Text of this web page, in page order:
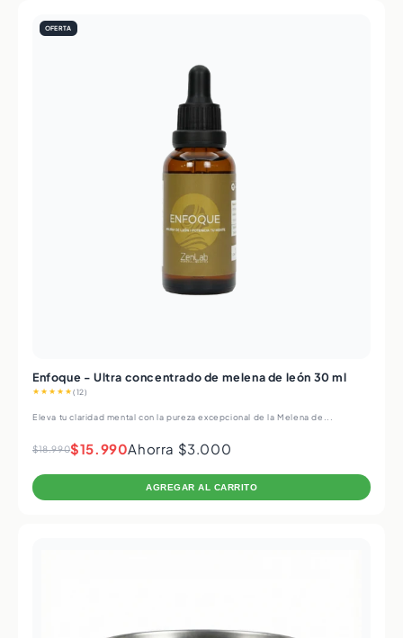
OFERTA
Enfoque - Ultra concentrado de melena de león 30 ml
★★★★★(12)
Eleva tu claridad mental con la pureza excepcional de la Melena de...
$18.990$15.990Ahorra $3.000
AGREGAR AL CARRITO